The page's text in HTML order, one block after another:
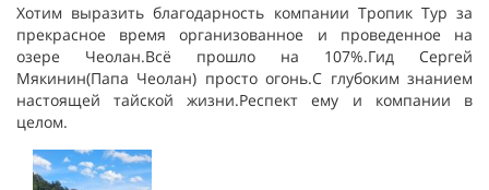
Хотим выразить благодарность компании Тропик Тур за
прекрасное время организованное и проведенное на
озере Чеолан.Всё прошло на 107%.Гид Сергей
Мякинин(Папа Чеолан) просто огонь.С глубоким знанием
настоящей тайской жизни.Респект ему и компании в
целом.